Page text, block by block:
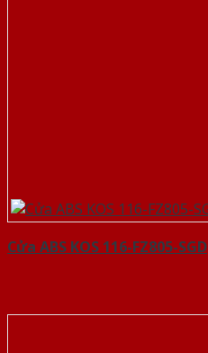
Cửa ABS KOS 116-FZ805-SGD